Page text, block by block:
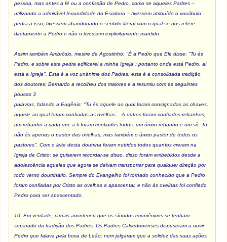
pessoa, mas antes a fé ou a confissão de Pedro, como se aqueles Padres –
utilizando a admirável fecundidade da Escritura – tivessem atribuído o vocábulo
pedra a isso; tivessem abandonado o sentido literal com o qual se nos refere
diretamente a Pedro e não o tivessem explicitamente mantido.
Assim também Ambrósio, mestre de Agostinho: "É a Pedro que Ele disse: "Tu és
Pedro, e sobre esta pedra edificarei a minha Igreja"; portanto onde está Pedro, aí
está a Igreja". Esta é a voz unânime dos Padres, esta é a consolidada tradição
dos doutores; Bernardo a recolheu dos maiores e a resumiu com as seguintes
poucas 3
palavras, falando a Eugênio: "Tu és aquele ao qual foram consignadas as chaves,
aquele ao qual foram confiadas as ovelhas... A outros foram confiados rebanhos,
um rebanho a cada um: a ti foram confiados todos; um único rebanho e um só. Tu
não és apenas o pastor das ovelhas, mas também o único pastor de todos os
pastores". Com o leite desta doutrina foram nutridos todos quantos creram na
Igreja de Cristo; se quiserem recordar-se disso, disso foram embebidos desde a
adolescência aqueles que agora se deixam transportar para qualquer direção por
todo vento doutrinário. Sempre do Evangelho foi tornado conhecido que a Pedro
foram confiadas por Cristo as ovelhas a apascentar, e não às ovelhas foi confiado
Pedro para ser apascentado.
10. Em verdade, jamais aconteceu que os sínodos ecumênicos se tenham
separado da tradição dos Padres. Os Padres Calcedonenses dispuseram a ouvir
Pedro que falava pela boca de Leão; nem julgaram que a solidez das suas ações